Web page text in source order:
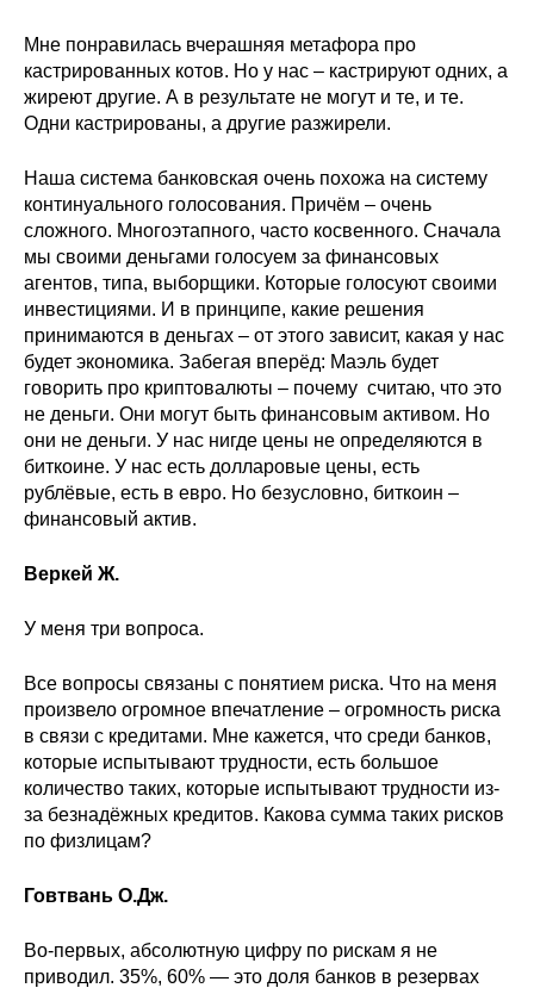
Конкурсы и вакансии
Контакты
Мне понравилась вчерашняя метафора про
кастрированных котов. Но у нас – кастрируют одних, а
жиреют другие. А в результате не могут и те, и те.
Одни кастрированы, а другие разжирели.
Наша система банковская очень похожа на систему
континуального голосования. Причём – очень
сложного. Многоэтапного, часто косвенного. Сначала
мы своими деньгами голосуем за финансовых
агентов, типа, выборщики. Которые голосуют своими
инвестициями. И в принципе, какие решения
принимаются в деньгах – от этого зависит, какая у нас
будет экономика. Забегая вперёд: Маэль будет
говорить про криптовалюты – почему считаю, что это
не деньги. Они могут быть финансовым активом. Но
они не деньги. У нас нигде цены не определяются в
биткоине. У нас есть долларовые цены, есть
рублёвые, есть в евро. Но безусловно, биткоин –
финансовый актив.
Веркей Ж.
У меня три вопроса.
Все вопросы связаны с понятием риска. Что на меня
произвело огромное впечатление – огромность риска
в связи с кредитами. Мне кажется, что среди банков,
которые испытывают трудности, есть большое
количество таких, которые испытывают трудности из-
за безнадёжных кредитов. Какова сумма таких рисков
по физлицам?
Говтвань О.Дж.
Во-первых, абсолютную цифру по рискам я не
приводил. 35%, 60% — это доля банков в резервах